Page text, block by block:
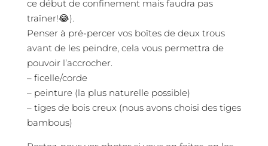
ce début de confinement mais faudra pas
traîner!😂).
Penser à pré-percer vos boîtes de deux trous
avant de les peindre, cela vous permettra de
pouvoir l’accrocher.
– ficelle/corde
– peinture (la plus naturelle possible)
– tiges de bois creux (nous avons choisi des tiges
bambous)